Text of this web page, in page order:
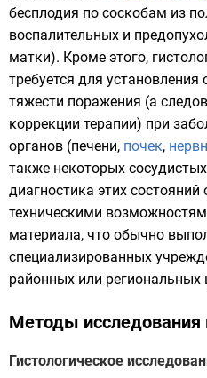
бесплодия по соскобам из
воспалительных и
матки). Кроме этого,
требуется для установления
тяжести поражения (а
коррекции терапии) при
органов (печени, почек,
также некоторых
диагностика этих состояний
техническими
материала, что обычно
специализированных
районных или региональных
Методы исследования
Гистологическое